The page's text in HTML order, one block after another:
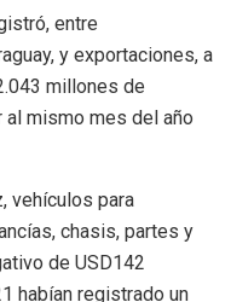
entre
y exportaciones, a
millones de
mismo mes del año
vehículos para
chasis, partes y
de USD142
habían registrado un